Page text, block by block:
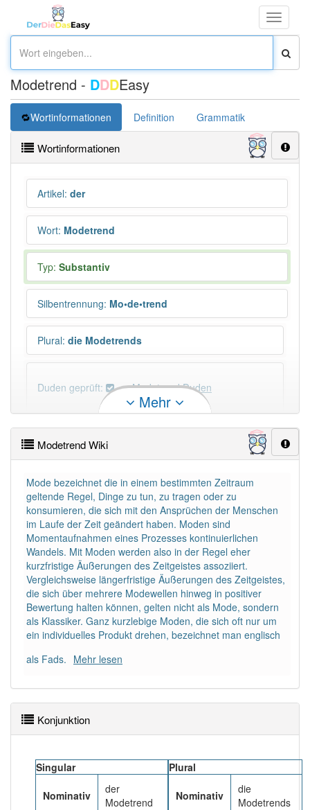
Toggle
Modetrend - DDDEasy
Wortinformationen Definition Grammatik
Wortinformationen
Artikel: der
Wort: Modetrend
Typ: Substantiv
Silbentrennung: Mo•de•trend
Plural: die Modetrends
Duden geprüft: Modetrend Duden
PowerIndex:5
Häufigkeit: 4 von 10
Wörter mit Endung-modetrend: 1
Wörter mit Endung-modetrendaber mit einem
anderen Artikelder: 0
88% unserer Spielapp-Nutzer haben den Artikel
korrekt erraten.
Mehr
Modetrend Wiki
Mode bezeichnet die in einem bestimmten Zeitraum
geltende Regel, Dinge zu tun, zu tragen oder zu
konsumieren, die sich mit den Ansprüchen der Menschen
im Laufe der Zeit geändert haben. Moden sind
Momentaufnahmen eines Prozesses kontinuierlichen
Wandels. Mit Moden werden also in der Regel eher
kurzfristige Äußerungen des Zeitgeistes assoziiert.
Vergleichsweise längerfristige Äußerungen des Zeitgeistes,
die sich über mehrere Modewellen hinweg in positiver
Bewertung halten können, gelten nicht als Mode, sondern
als Klassiker. Ganz kurzlebige Moden, die sich oft nur um
ein individuelles Produkt drehen, bezeichnet man englisch
als Fads. Mehr lesen
Konjunktion
Singular
Nominativ
der
Modetrend
Plural
Nominativ
die
Modetrends